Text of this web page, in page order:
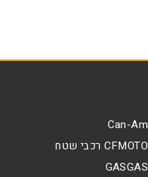
Can-Am
CFMOTO רכבי שטח
GASGAS